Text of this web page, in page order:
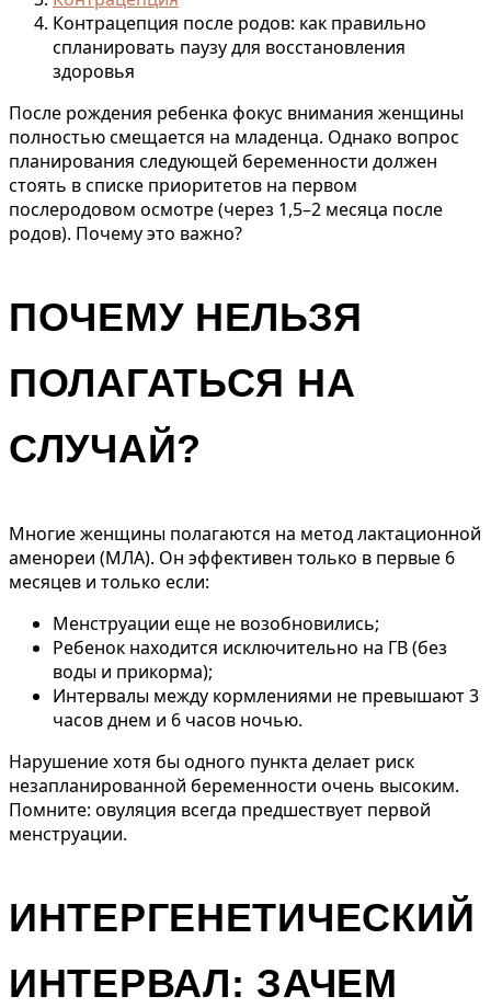
Контрацепция после родов: как правильно
спланировать паузу для восстановления
здоровья
После рождения ребенка фокус внимания женщины
полностью смещается на младенца. Однако вопрос
планирования следующей беременности должен
стоять в списке приоритетов на первом
послеродовом осмотре (через 1,5–2 месяца после
родов). Почему это важно?
ПОЧЕМУ НЕЛЬЗЯ
ПОЛАГАТЬСЯ НА
СЛУЧАЙ?
Многие женщины полагаются на метод лактационной
аменореи (МЛА). Он эффективен только в первые 6
месяцев и только если:
Менструации еще не возобновились;
Ребенок находится исключительно на ГВ (без
воды и прикорма);
Интервалы между кормлениями не превышают 3
часов днем и 6 часов ночью.
Нарушение хотя бы одного пункта делает риск
незапланированной беременности очень высоким.
Помните: овуляция всегда предшествует первой
менструации.
ИНТЕРГЕНЕТИЧЕСКИЙ
ИНТЕРВАЛ: ЗАЧЕМ